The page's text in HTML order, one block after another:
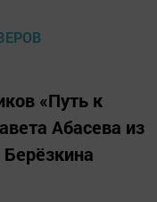
«Путь к
Абасева из